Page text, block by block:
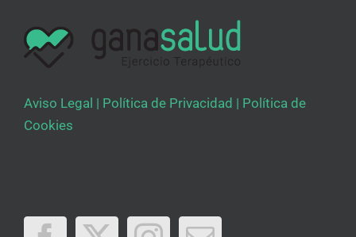
Aviso Legal | Política de Privacidad | Política de
Cookies